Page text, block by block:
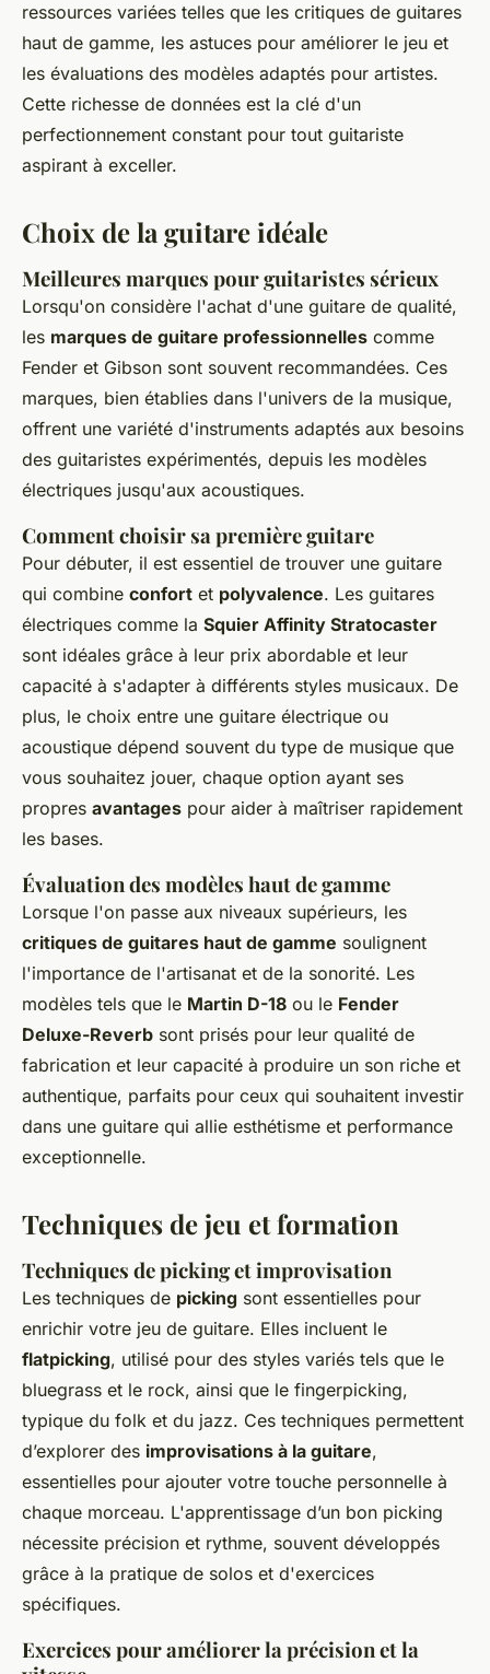
ressources variées telles que les critiques de guitares
haut de gamme, les astuces pour améliorer le jeu et
les évaluations des modèles adaptés pour artistes.
Cette richesse de données est la clé d'un
perfectionnement constant pour tout guitariste
aspirant à exceller.
Choix de la guitare idéale
Meilleures marques pour guitaristes sérieux
Lorsqu'on considère l'achat d'une guitare de qualité,
les marques de guitare professionnelles comme
Fender et Gibson sont souvent recommandées. Ces
marques, bien établies dans l'univers de la musique,
offrent une variété d'instruments adaptés aux besoins
des guitaristes expérimentés, depuis les modèles
électriques jusqu'aux acoustiques.
Comment choisir sa première guitare
Pour débuter, il est essentiel de trouver une guitare
qui combine confort et polyvalence. Les guitares
électriques comme la Squier Affinity Stratocaster
sont idéales grâce à leur prix abordable et leur
capacité à s'adapter à différents styles musicaux. De
plus, le choix entre une guitare électrique ou
acoustique dépend souvent du type de musique que
vous souhaitez jouer, chaque option ayant ses
propres avantages pour aider à maîtriser rapidement
les bases.
Évaluation des modèles haut de gamme
Lorsque l'on passe aux niveaux supérieurs, les
critiques de guitares haut de gamme soulignent
l'importance de l'artisanat et de la sonorité. Les
modèles tels que le Martin D-18 ou le Fender
Deluxe-Reverb sont prisés pour leur qualité de
fabrication et leur capacité à produire un son riche et
authentique, parfaits pour ceux qui souhaitent investir
dans une guitare qui allie esthétisme et performance
exceptionnelle.
Techniques de jeu et formation
Techniques de picking et improvisation
Les techniques de picking sont essentielles pour
enrichir votre jeu de guitare. Elles incluent le
flatpicking, utilisé pour des styles variés tels que le
bluegrass et le rock, ainsi que le fingerpicking,
typique du folk et du jazz. Ces techniques permettent
d’explorer des improvisations à la guitare,
essentielles pour ajouter votre touche personnelle à
chaque morceau. L'apprentissage d’un bon picking
nécessite précision et rythme, souvent développés
grâce à la pratique de solos et d'exercices
spécifiques.
Exercices pour améliorer la précision et la